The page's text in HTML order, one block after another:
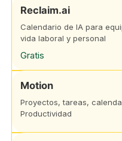
Reclaim.ai
Calendario de IA para
vida laboral y personal
Gratis
Motion
Proyectos, tareas,
Productividad